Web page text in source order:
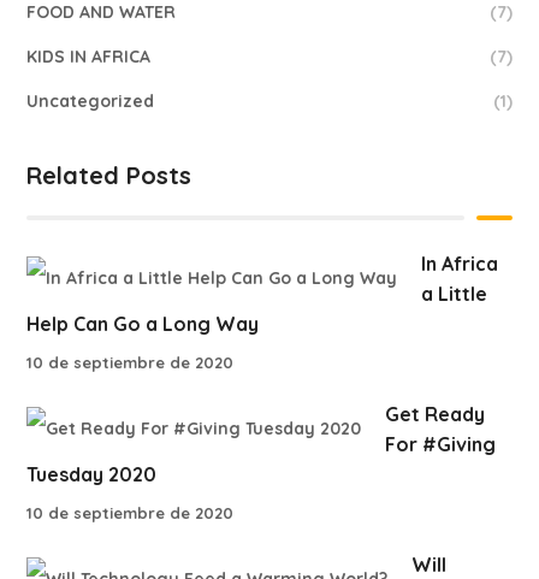
FOOD AND WATER (7)
KIDS IN AFRICA (7)
Uncategorized (1)
Related Posts
In Africa
a Little
Help Can Go a Long Way
10 de septiembre de 2020
Get Ready
For #Giving
Tuesday 2020
10 de septiembre de 2020
Will